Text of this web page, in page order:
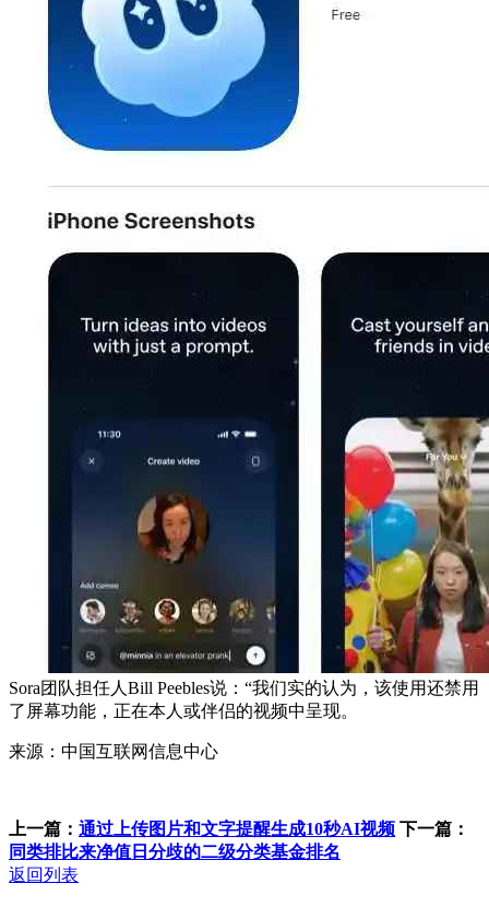
Sora团队担任人Bill Peebles说：“我们实的认为，该使用还禁用
了屏幕功能，正在本人或伴侣的视频中呈现。
来源：中国互联网信息中心
上一篇： 通过上传图片和文字提醒生成10秒AI视频 下一篇：
同类排比来净值日分歧的二级分类基金排名
返回列表